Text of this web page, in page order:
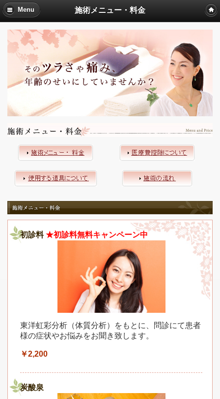
Menu 施術メニュー・料金
初診料★初診料無料キャンペーン中
東洋虹彩分析（体質分析）をもとに、問診にて患者
様の症状やお悩みをお聞き致します。
￥2,200
炭酸泉